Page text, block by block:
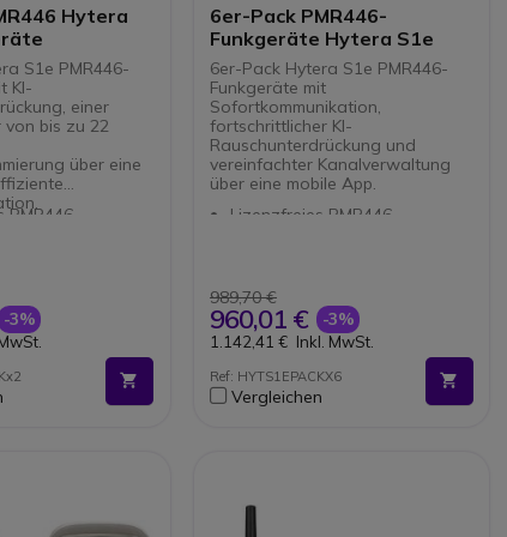
S1e PMR446-
KI-
einer
von bis zu 22
über eine
für
auch
für
Hytera-Zubehör.
-3%
6er-Pack PMR446-
Funkgeräte Hytera S1e
6er-Pack Hytera S1e PMR446-
Funkgeräte mit
Sofortkommunikation,
fortschrittlicher KI-
Rauschunterdrückung und
vereinfachter Kanalverwaltung
über eine mobile App.
Lizenzfreies PMR446-
KI-basierte
Geräuschunterdrückung für
klare Sprachübertragung auch
in lauten Umgebungen.
Bluetooth-Konnektivität für
kompatibles Hytera-Zubehör.
989,70 €
960,01 € -3%
1.142,41 € Inkl. MwSt.
Ref: HYTS1EPACKX6
Vergleichen